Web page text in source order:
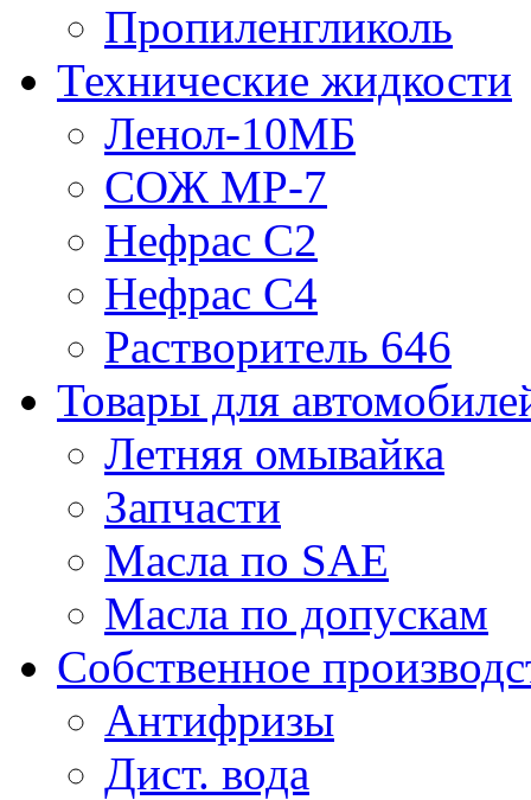
Пропиленгликоль
Технические жидкости
Ленол-10МБ
СОЖ МР-7
Нефрас С2
Нефрас С4
Растворитель 646
Товары для
Летняя омывайка
Запчасти
Масла по SAE
Масла по допускам
Собственное
Антифризы
Дист. вода